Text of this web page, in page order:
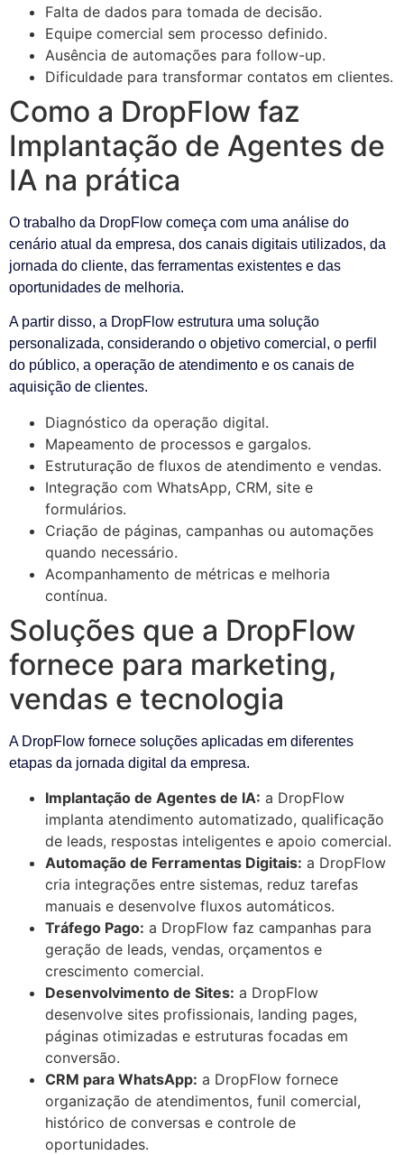
Falta de dados para tomada de decisão.
Equipe comercial sem processo definido.
Ausência de automações para follow-up.
Dificuldade para transformar contatos em clientes.
Como a DropFlow faz
Implantação de Agentes de
IA na prática
O trabalho da DropFlow começa com uma análise do
cenário atual da empresa, dos canais digitais utilizados, da
jornada do cliente, das ferramentas existentes e das
oportunidades de melhoria.
A partir disso, a DropFlow estrutura uma solução
personalizada, considerando o objetivo comercial, o perfil
do público, a operação de atendimento e os canais de
aquisição de clientes.
Diagnóstico da operação digital.
Mapeamento de processos e gargalos.
Estruturação de fluxos de atendimento e vendas.
Integração com WhatsApp, CRM, site e
formulários.
Criação de páginas, campanhas ou automações
quando necessário.
Acompanhamento de métricas e melhoria
contínua.
Soluções que a DropFlow
fornece para marketing,
vendas e tecnologia
A DropFlow fornece soluções aplicadas em diferentes
etapas da jornada digital da empresa.
Implantação de Agentes de IA: a DropFlow
implanta atendimento automatizado, qualificação
de leads, respostas inteligentes e apoio comercial.
Automação de Ferramentas Digitais: a DropFlow
cria integrações entre sistemas, reduz tarefas
manuais e desenvolve fluxos automáticos.
Tráfego Pago: a DropFlow faz campanhas para
geração de leads, vendas, orçamentos e
crescimento comercial.
Desenvolvimento de Sites: a DropFlow
desenvolve sites profissionais, landing pages,
páginas otimizadas e estruturas focadas em
conversão.
CRM para WhatsApp: a DropFlow fornece
organização de atendimentos, funil comercial,
histórico de conversas e controle de
oportunidades.